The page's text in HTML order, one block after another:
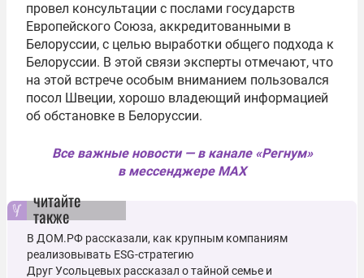
провел консультации с послами государств
Европейского Союза, аккредитованными в
Белоруссии, с целью выработки общего подхода к
Белоруссии. В этой связи эксперты отмечают, что
на этой встрече особым вниманием пользовался
посол Швеции, хорошо владеющий информацией
об обстановке в Белоруссии.
Все важные новости — в канале «Регнум»
в мессенджере MAX
читайте
также
В ДОМ.РФ рассказали, как крупным компаниям
реализовывать ESG-стратегию
Друг Усольцевых рассказал о тайной семье и